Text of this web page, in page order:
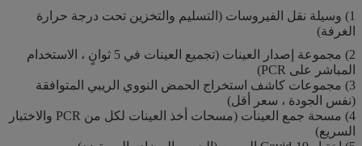
1) وسيلة نقل الفيروسات (التسليم والتخزين تحت درجة حرارة
الغرفة)
2) مجموعة إصدار العينات (تجميع العينات في 5 ثوانٍ ، الاستخدام
المباشر على PCR)
3) مجموعات كاشف استخراج الحمض النووي الريبي المتوافقة
(نفس الجودة ، سعر أقل)
4) مسحة جمع العينات (مسحات أخذ العينات لكل من PCR والاختبار
السريع)